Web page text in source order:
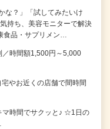
な？」「試してみたいけ
持ち、美容モニターで解決
食品・サプリメン…
時間額1,500円～5,000
やお近くの店舗で間時間
マ時間でサクッと♪ ☆1日の